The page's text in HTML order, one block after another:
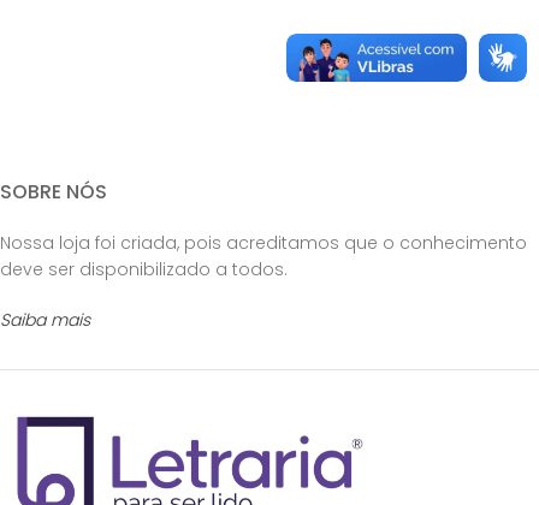
SOBRE NÓS
Nossa loja foi criada, pois acreditamos que o conhecimento
deve ser disponibilizado a todos.
Saiba mais